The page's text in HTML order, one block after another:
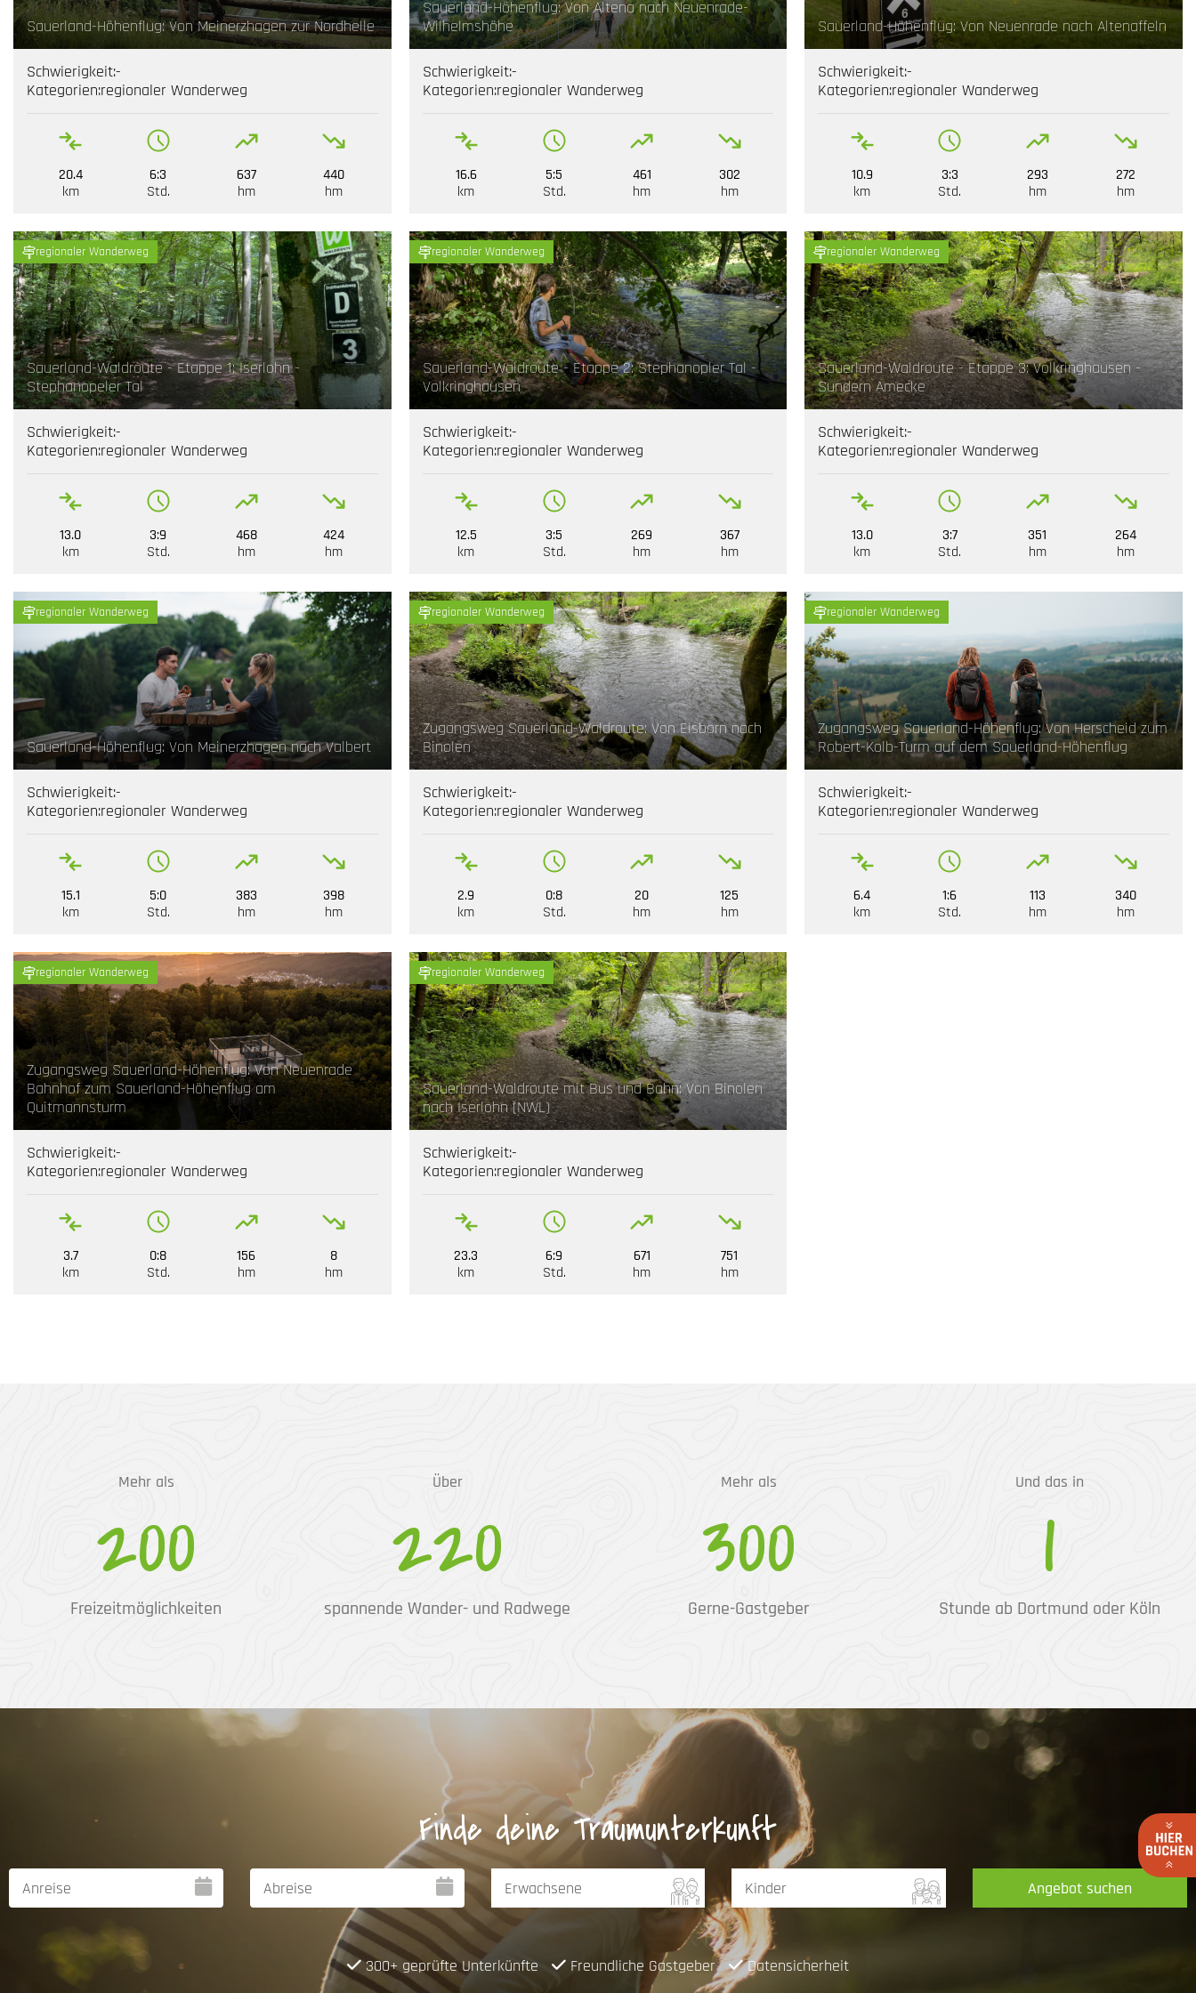
Sauerland-Höhenflug: Von Meinerzhagen zur Nordhelle
Schwierigkeit:-
Kategorien:regionaler Wanderweg
20.4
km
6:3
Std.
637
hm
440
hm
Sauerland-Höhenflug: Von Altena nach Neuenrade-
Wilhelmshöhe
Schwierigkeit:-
Kategorien:regionaler Wanderweg
16.6
km
5:5
Std.
461
hm
302
hm
Sauerland-Höhenflug: Von Neuenrade nach Altenaffeln
Schwierigkeit:-
Kategorien:regionaler Wanderweg
10.9
km
3:3
Std.
293
hm
272
hm
regionaler Wanderweg
Sauerland-Waldroute - Etappe 1: Iserlohn -
Stephanopeler Tal
Schwierigkeit:-
Kategorien:regionaler Wanderweg
13.0
km
3:9
Std.
468
hm
424
hm
regionaler Wanderweg
Sauerland-Waldroute - Etappe 2: Stephanopler Tal -
Volkringhausen
Schwierigkeit:-
Kategorien:regionaler Wanderweg
12.5
km
3:5
Std.
269
hm
367
hm
regionaler Wanderweg
Sauerland-Waldroute - Etappe 3: Volkringhausen -
Sundern Amecke
Schwierigkeit:-
Kategorien:regionaler Wanderweg
13.0
km
3:7
Std.
351
hm
264
hm
regionaler Wanderweg
Sauerland-Höhenflug: Von Meinerzhagen nach Valbert
Schwierigkeit:-
Kategorien:regionaler Wanderweg
15.1
km
5:0
Std.
383
hm
398
hm
regionaler Wanderweg
Zugangsweg Sauerland-Waldroute: Von Eisborn nach
Binolen
Schwierigkeit:-
Kategorien:regionaler Wanderweg
2.9
km
0:8
Std.
20
hm
125
hm
regionaler Wanderweg
Zugangsweg Sauerland-Höhenflug: Von Herscheid zum
Robert-Kolb-Turm auf dem Sauerland-Höhenflug
Schwierigkeit:-
Kategorien:regionaler Wanderweg
6.4
km
1:6
Std.
113
hm
340
hm
regionaler Wanderweg
Zugangsweg Sauerland-Höhenflug: Von Neuenrade
Bahnhof zum Sauerland-Höhenflug am
Quitmannsturm
Schwierigkeit:-
Kategorien:regionaler Wanderweg
3.7
km
0:8
Std.
156
hm
8
hm
regionaler Wanderweg
Sauerland-Waldroute mit Bus und Bahn: Von Binolen
nach Iserlohn (NWL)
Schwierigkeit:-
Kategorien:regionaler Wanderweg
23.3
km
6:9
Std.
671
hm
751
hm
Mehr als
200
Freizeitmöglichkeiten
Über
220
spannende Wander- und Radwege
Mehr als
300
Gerne-Gastgeber
Und das in
1
Stunde ab Dortmund oder Köln
Finde deine Traumunterkunft
Angebot suchen
300+ geprüfte Unterkünfte Freundliche Gastgeber Datensicherheit